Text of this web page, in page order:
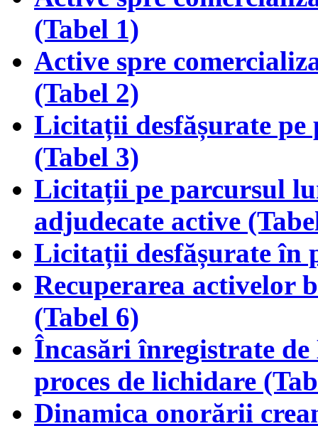
(Tabel 1)
Active spre
(Tabel 2)
Licitații desfășurate
(Tabel 3)
Licitații pe parcursul
adjudecate active
Licitații desfășurate în
Recuperarea activelor
(Tabel 6)
Încasări înregistrate
proces de lichidare
Dinamica onorării